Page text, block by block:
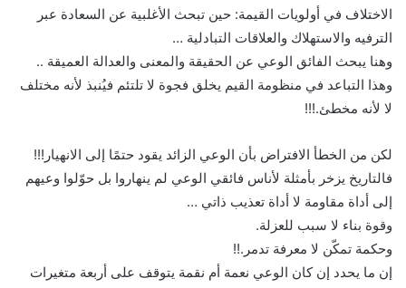
الاختلاف في أولويات القيمة: حين تبحث الأغلبية عن السعادة عبر
الترفيه والاستهلاك والعلاقات التبادلية …
وهنا يبحث الفائق الوعي عن الحقيقة والمعنى والعدالة العميقة ..
وهذا التباعد في منظومة القيم يخلق فجوة لا تلتئم فيُنبذ لأنه مختلف
لا لأنه مخطئ.!!!
لكن من الخطأ الافتراض بأن الوعي الزائد يقود حتمًا إلى الانهيار!!!
فالتاريخ يزخر بأمثلة لأناس فائقي الوعي لم ينهاروا بل حوّلوا وعيهم
إلى أداة مقاومة لا أداة تعذيب ذاتي …
وقوة بناء لا سبب للعزلة.
وحكمة تمكّن لا معرفة تدمر.!!
إن ما يحدد إن كان الوعي نعمة أم نقمة يتوقف على أربعة متغيرات